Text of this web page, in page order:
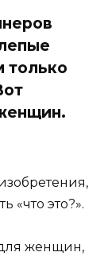
только
«что это?».
женщин,